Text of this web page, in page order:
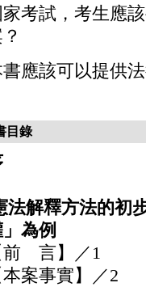
家考試，考生應
應該可以提供
目錄
法解釋方法的初
為例
前 言】／1
本案事實】／2